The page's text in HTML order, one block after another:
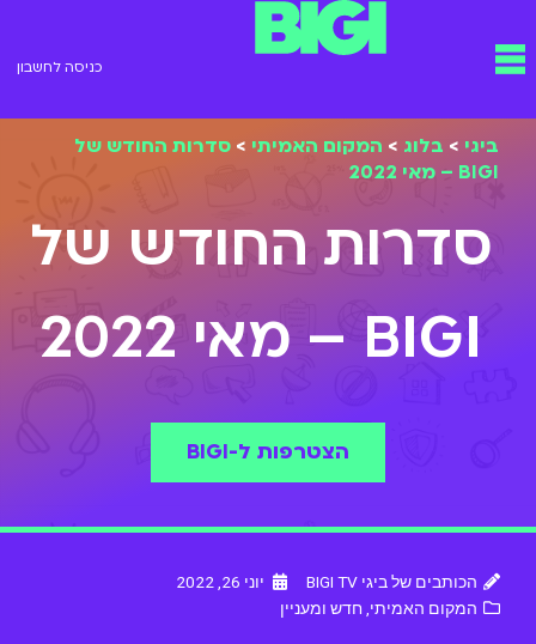
תפריט כניסה לחשבון
ביגי > בלוג > המקום האמיתי >סדרות החודש של
BIGI – מאי 2022
סדרות החודש של
BIGI – מאי 2022
הצטרפות ל-BIGI
הכותבים של ביגי BIGI TV
יוני 26, 2022
המקום האמיתי, חדש ומעניין